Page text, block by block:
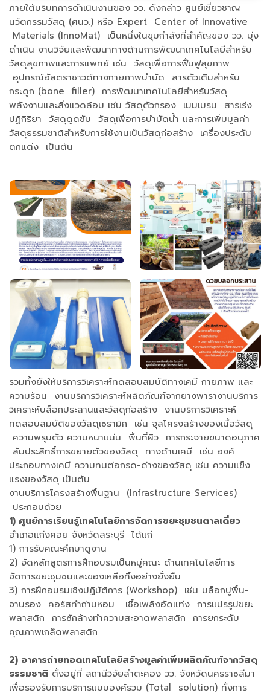
ภายใต้บริบทการดำเนินงานของ วว. ดังกล่าว ศูนย์เชี่ยวชาญ
นวัตกรรมวัสดุ (ศนว.) หรือ Expert Center of Innovative
Materials (InnoMat) เป็นหนึ่งในขุมกำลังที่สำคัญของ วว. มุ่ง
ดำเนิน งานวิจัยและพัฒนาทางด้านการพัฒนาเทคโนโลยีสำหรับ
วัสดุสุขภาพและการแพทย์ เช่น วัสดุเพื่อการฟื้นฟูสุขภาพ
อุปกรณ์อัลตราซาวด์ทางกายภาพบำบัด สารตัวเติมสำหรับ
กระดูก (bone filler) การพัฒนาเทคโนโลยีสำหรับวัสดุ
พลังงานและสิ่งแวดล้อม เช่น วัสดุตัวกรอง เมมเบรน สารเร่ง
ปฏิกิริยา วัสดุดูดซับ วัสดุเพื่อการบำบัดน้ำ และการเพิ่มมูลค่า
วัสดุธรรมชาติสำหรับการใช้งานเป็นวัสดุก่อสร้าง เครื่องประดับ
ตกแต่ง เป็นต้น
รวมทั้งยังให้บริการวิเคราะห์ทดสอบสมบัติทางเคมี กายภาพ และ
ความร้อน งานบริการวิเคราะห์ผลิตภัณฑ์จากยางพารางานบริการ
วิเคราะห์บล็อกประสานและวัสดุก่อสร้าง งานบริการวิเคราะห์
ทดสอบสมบัติของวัสดุเซรามิก เช่น จุลโครงสร้างของเนื้อวัสดุ
ความพรุนตัว ความหนาแน่น พื้นที่ผิว การกระจายขนาดอนุภาค
สัมประสิทธิ์การขยายตัวของวัสดุ ทางด้านเคมี เช่น องค์
ประกอบทางเคมี ความทนต่อกรด-ด่างของวัสดุ เช่น ความแข็ง
แรงของวัสดุ เป็นต้น
งานบริการโครงสร้างพื้นฐาน (Infrastructure Services)
ประกอบด้วย
1) ศูนย์การเรียนรู้เทคโนโลยีการจัดการขยะชุมชนตาลเดี่ยว
อำเภอแก่งคอย จังหวัดสระบุรี ได้แก่
1) การรับคณะศึกษาดูงาน
2) จัดหลักสูตรการฝึกอบรมเป็นหมู่คณะ ด้านเทคโนโลยีการ
จัดการขยะชุมชนและของเหลือทิ้งอย่างยั่งยืน
3) การฝึกอบรมเชิงปฏิบัติการ (Workshop) เช่น บล็อกปูพื้น-
จานรอง คอร์สทำถ่านหอม เชื้อเพลิงอัดแท่ง การแปรรูปขยะ
พลาสติก การซักล้างทำความสะอาดพลาสติก การยกระดับ
คุณภาพเกล็ดพลาสติก
2) อาคารถ่ายทอดเทคโนโลยีสร้างมูลค่าเพิ่มผลิตภัณฑ์จากวัสดุ
ธรรมชาติ ตั้งอยู่ที่ สถานีวิจัยลำตะคอง วว. จังหวัดนครราชสีมา
เพื่อรองรับการบริการแบบองค์รวม (Total solution) ทั้งการ